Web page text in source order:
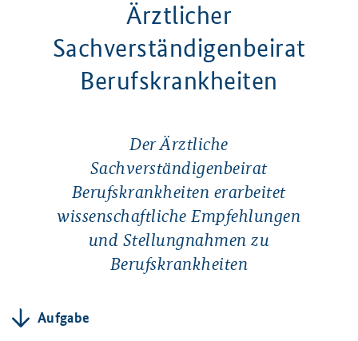
Ärztlicher
Sachverständigenbeirat
Berufskrankheiten
Der Ärztliche
Sachverständigenbeirat
Berufskrankheiten erarbeitet
wissenschaftliche Empfehlungen
und Stellungnahmen zu
Berufskrankheiten
Aufgabe